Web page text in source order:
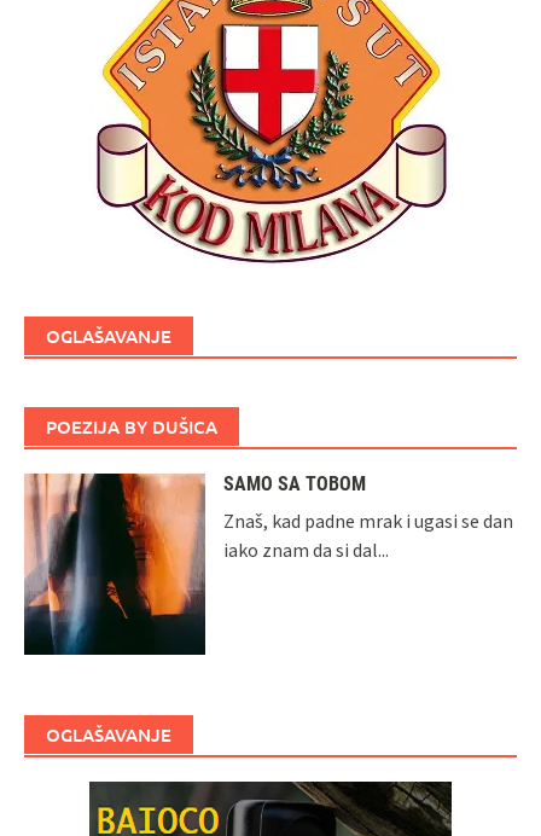
OGLAŠAVANJE
POEZIJA BY DUŠICA
SAMO SA TOBOM
Znaš, kad padne mrak i ugasi se dan
iako znam da si dal...
OGLAŠAVANJE